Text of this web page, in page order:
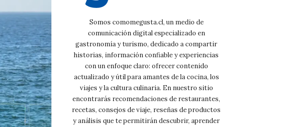
Somos comomegusta.cl, un medio de
comunicación digital especializado en
gastronomía y turismo, dedicado a compartir
historias, información confiable y experiencias
con un enfoque claro: ofrecer contenido
actualizado y útil para amantes de la cocina, los
viajes y la cultura culinaria. En nuestro sitio
encontrarás recomendaciones de restaurantes,
recetas, consejos de viaje, reseñas de productos
y análisis que te permitirán descubrir, aprender